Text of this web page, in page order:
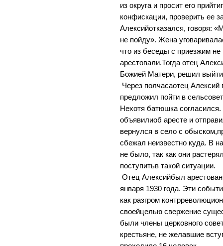
из округа и просит его
конфискации, проверить ее
Алексийотказался, говоря:
не пойду». Жена
что из беседы с приезжим не
арестовали.Тогда отец
Божией Матери, решил выйти
Через полчасаотец
предложил пойти в
Нехотя батюшка
объявилиоб аресте и
вернулся в село с
сбежал неизвестно куда. В
не было, так как они
поступитьв такой ситуации.
Отец Алексийбыл
января 1930 года. Эти
как разгром
своейцелью свержение
были члены церковного
крестьяне, не желавшие